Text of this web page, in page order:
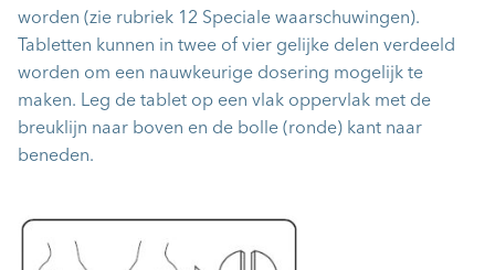
worden (zie rubriek 12 Speciale waarschuwingen).
Tabletten kunnen in twee of vier gelijke delen verdeeld
worden om een nauwkeurige dosering mogelijk te
maken. Leg de tablet op een vlak oppervlak met de
breuklijn naar boven en de bolle (ronde) kant naar
beneden.